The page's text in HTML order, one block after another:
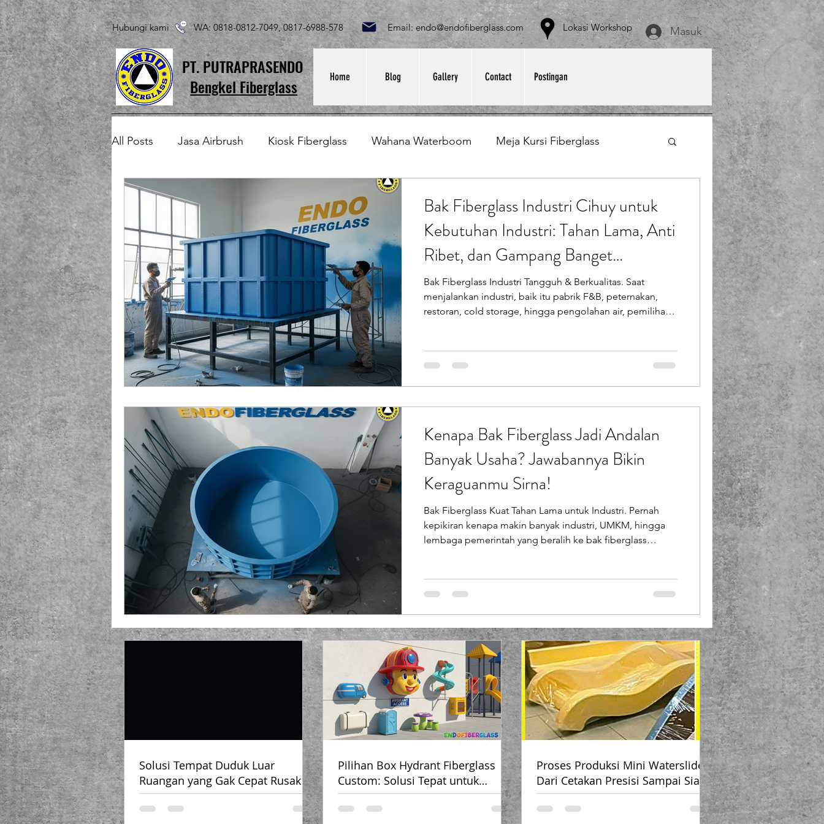
Hubungi kami WA: 0818-0812-7049, 0817-6988-578 Email:endo@endofiberglass.com Lokasi Workshop Masuk
Bengkel Fiberglass
PT. PUTRAPRASENDO Home Blog Gallery Contact Postingan
All Posts Jasa Airbrush Kiosk Fiberglass Wahana Waterboom Meja Kursi Fiberglass
Produk Fiberglass Custom Sirkus Waterplay
Patung Fiberglass Tempat Sampah Fiberglass Lining Fiberglass Ilmu Fiberglass
Playground Fiberglass Toilet Portable Sepeda Air Box Motor Delivery Booth Fiberglass
Life Jacket Box Storage Fiberglass Tangki Panel Fiberglass
Bak Fiberglass Industri Cihuy untuk
Kebutuhan Industri: Tahan Lama, Anti
Ribet, dan Gampang Banget
Perawatannya
Bak Fiberglass Industri Tangguh & Berkualitas. Saat
menjalankan industri, baik itu pabrik F&B, peternakan,
restoran, cold storage, hingga pengolahan air, pemilihan
kerusakan meningkat, dan produksi jadi terhambat. Nah,
bak fiberglass industri hadir sebagai jawaban: kuat, tahan
lama, anti ribet, dan gampang perawatannya . Cocok
Kenapa Bak Fiberglass Jadi Andalan
Banyak Usaha? Jawabannya Bikin
Keraguanmu Sirna!
Bak Fiberglass Kuat Tahan Lama untuk Industri. Pernah
kepikiran kenapa makin banyak industri, UMKM, hingga
lembaga pemerintah yang beralih ke bak fiberglass
efisiensi operasional usaha secara nyata. Endofiberglass
(PT Putra Prasendo Berkarya) sebagai produsen bak
fiberglass industri berkualitas di Jabodetabek telah m
Solusi Tempat Duduk Luar
Ruangan yang Gak Cepat Rusak &
Selalu Terlihat Mewah!
Pilihan Box Hydrant Fiberglass
Custom: Solusi Tepat untuk
Kebutuhan Anda
Proses Produksi Mini Waterslide –
Dari Cetakan Presisi Sampai Siap
Bikin Anak-anak Heboh!